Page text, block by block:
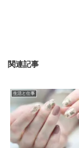
関連記事
生活と仕事